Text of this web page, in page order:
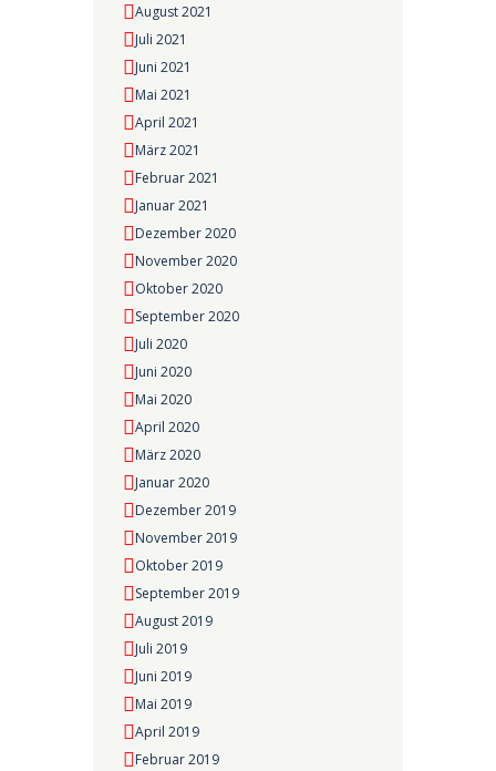
August 2021
Juli 2021
Juni 2021
Mai 2021
April 2021
März 2021
Februar 2021
Januar 2021
Dezember 2020
November 2020
Oktober 2020
September 2020
Juli 2020
Juni 2020
Mai 2020
April 2020
März 2020
Januar 2020
Dezember 2019
November 2019
Oktober 2019
September 2019
August 2019
Juli 2019
Juni 2019
Mai 2019
April 2019
Februar 2019